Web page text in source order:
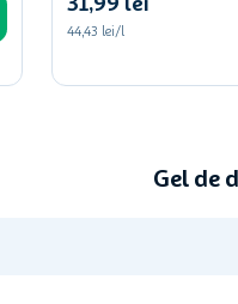
44,43 lei/l
Gel de